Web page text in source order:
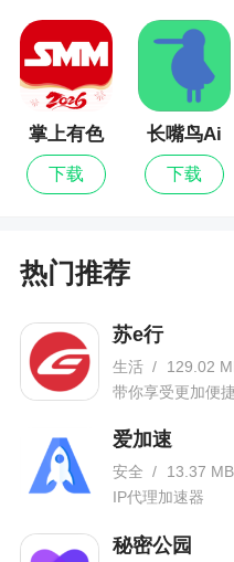
组件直接到小组件，还
动物，退出软件回到
只在软件里有，还有
一不小心就点进广告
件，下了看看就删了，
增加组件：御守吧
得_4x4、大号播放器
唧大号
掌上有色
下载
长嘴鸟Ai
背诵
下载
热门推荐
苏e行
生活 /
129.02
带你享受更加便
爱加速
安全 /
13.37 MB
IP代理加速器
秘密公园